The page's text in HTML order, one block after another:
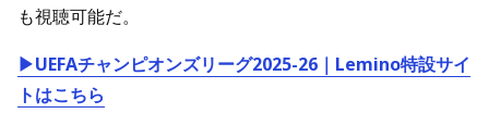
も視聴可能だ。
▶UEFAチャンピオンズリーグ2025-26｜Lemino特設サイ
トはこちら